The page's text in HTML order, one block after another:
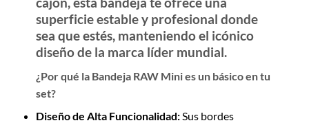
superficie estable y profesional donde
sea que estés, manteniendo el icónico
diseño de la marca líder mundial.
¿Por qué la Bandeja RAW Mini es un básico en tu
set?
Diseño de Alta Funcionalidad:Sus bordes